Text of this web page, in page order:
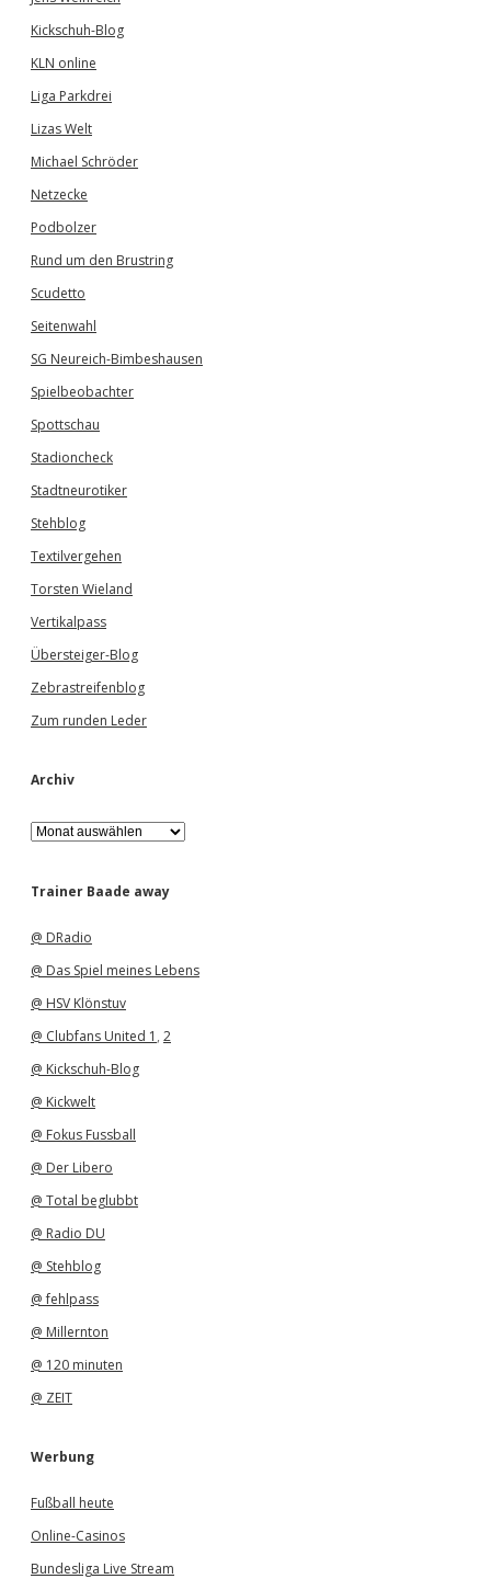
Kickschuh-Blog
KLN online
Liga Parkdrei
Lizas Welt
Michael Schröder
Netzecke
Podbolzer
Rund um den Brustring
Scudetto
Seitenwahl
SG Neureich-Bimbeshausen
Spielbeobachter
Spottschau
Stadioncheck
Stadtneurotiker
Stehblog
Textilvergehen
Torsten Wieland
Vertikalpass
Übersteiger-Blog
Zebrastreifenblog
Zum runden Leder
Archiv
A
r
h
Trainer Baade away
@ DRadio
@ Das Spiel meines Lebens
@ HSV Klönstuv
@ Clubfans United 1 , 2
@ Kickschuh-Blog
@ Kickwelt
@ Fokus Fussball
@ Der Libero
@ Total beglubbt
@ Radio DU
@ Stehblog
@ fehlpass
@ Millernton
@ 120 minuten
@ ZEIT
Werbung
Fußball heute
Online-Casinos
Bundesliga Live Stream